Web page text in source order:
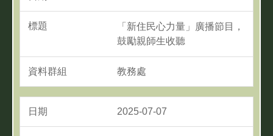
「新住民心力量」廣播節目，
鼓勵親師生收聽
教務處
2025-07-07